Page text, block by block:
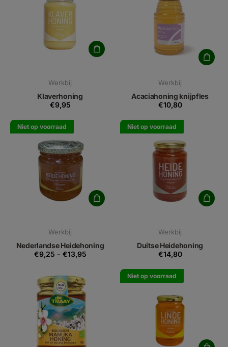
Werkbij
Klaverhoning
€9,95
Werkbij
Acaciahoning knijpfles
€10,80
Niet op voorraad
Werkbij
Nederlandse Heidehoning
€9,25 - €13,95
Niet op voorraad
Werkbij
Duitse Heidehoning
€14,80
Niet op voorraad